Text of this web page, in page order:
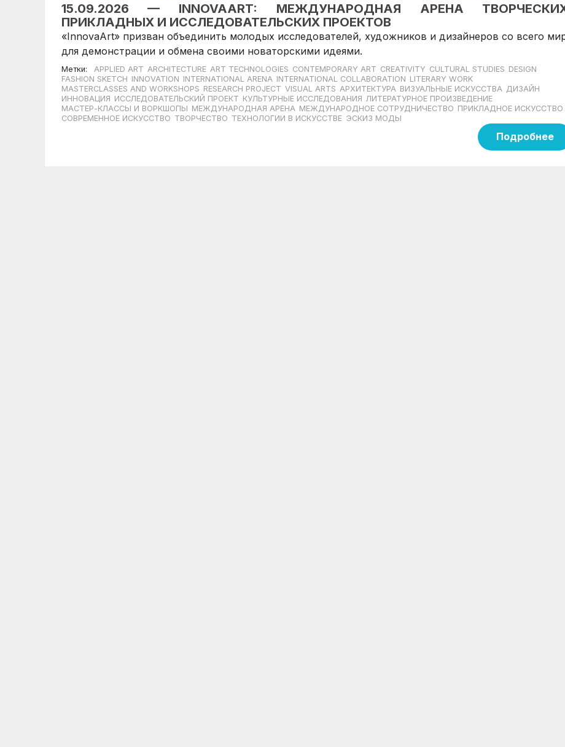
15.09.2026 — INNOVAART: МЕЖДУНАРОДНАЯ АРЕНА
ПРИКЛАДНЫХ И ИССЛЕДОВАТЕЛЬСКИХ ПРОЕКТОВ
«InnovaArt» призван объединить молодых исследователей, художников и дизайнеров со всего
для демонстрации и обмена своими новаторскими идеями.
Метки: APPLIED ART ARCHITECTURE ART TECHNOLOGIES CONTEMPORARY ART CREATIVITY CULTURAL STUDIES DESIGN
FASHION SKETCH INNOVATION INTERNATIONAL ARENA INTERNATIONAL COLLABORATION LITERARY WORK
MASTERCLASSES AND WORKSHOPS RESEARCH PROJECT VISUAL ARTS АРХИТЕКТУРА ВИЗУАЛЬНЫЕ ИСКУССТВА ДИЗАЙН
ИННОВАЦИЯ ИССЛЕДОВАТЕЛЬСКИЙ ПРОЕКТ КУЛЬТУРНЫЕ ИССЛЕДОВАНИЯ ЛИТЕРАТУРНОЕ ПРОИЗВЕДЕНИЕ
МАСТЕР-КЛАССЫ И ВОРКШОПЫ МЕЖДУНАРОДНАЯ АРЕНА МЕЖДУНАРОДНОЕ СОТРУДНИЧЕСТВО ПРИКЛАДНОЕ ИСКУССТВО
СОВРЕМЕННОЕ ИСКУССТВО ТВОРЧЕСТВО ТЕХНОЛОГИИ В ИСКУССТВЕ ЭСКИЗ МОДЫ
Подробнее